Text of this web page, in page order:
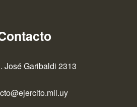
José Garibaldi 2313